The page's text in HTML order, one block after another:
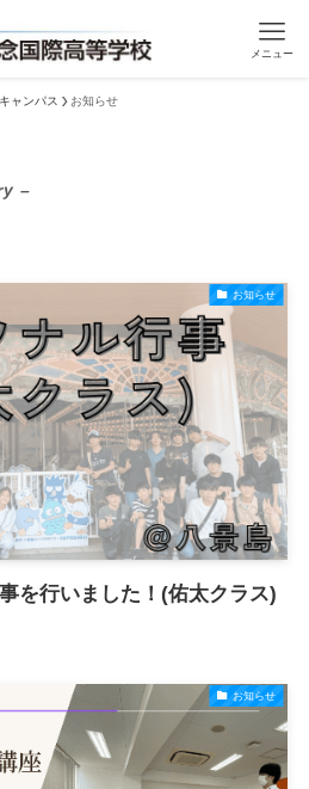
メニュー
ャンパス お知らせ
–
お知らせ
を行いました！(佑太クラス)
お知らせ